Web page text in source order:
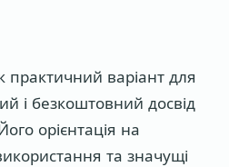
практичний варіант для
і безкоштовний досвід
орієнтація на
та значущі